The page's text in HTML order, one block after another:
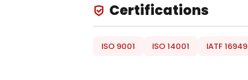
Certifications
ISO 9001 ISO 14001 IATF 16949